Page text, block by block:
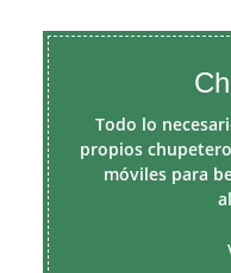
Todo lo
propios
móviles para